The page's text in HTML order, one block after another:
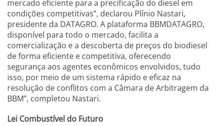
mercado eficiente para a precificação do diesel em
condições competitivas”, declarou Plínio Nastari,
presidente da DATAGRO. A plataforma BBMDATAGRO,
disponível para todo o mercado, facilita a
comercialização e a descoberta de preços do biodiesel
de forma eficiente e competitiva, oferecendo
segurança aos agentes econômicos envolvidos, tudo
isso, por meio de um sistema rápido e eficaz na
resolução de conflitos com a Câmara de Arbitragem da
BBM”, completou Nastari.
Lei Combustível do Futuro